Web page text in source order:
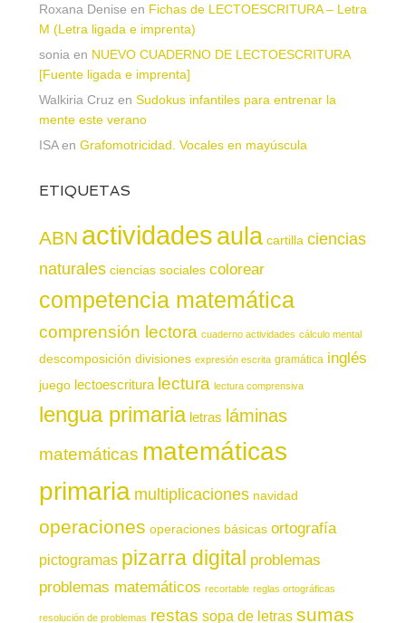
Roxana Denise en Fichas de LECTOESCRITURA – Letra
M (Letra ligada e imprenta)
sonia en NUEVO CUADERNO DE LECTOESCRITURA
[Fuente ligada e imprenta]
Walkiria Cruz en Sudokus infantiles para entrenar la
mente este verano
ISAen Grafomotricidad. Vocales en mayúscula
ETIQUETAS
ABN actividadesaula cartilla ciencias
naturales ciencias sociales colorear
competencia matemática
comprensión lectora cuaderno actividades cálculo mental
descomposición divisiones expresión escrita gramática inglés
juego lectoescritura lectura lectura comprensiva
lengua primaria letras láminas
matemáticas matemáticas
primaria multiplicaciones navidad
operaciones operaciones básicas ortografía
pictogramas pizarra digital problemas
problemas matemáticos recortable reglas ortográficas
resolución de problemas restas sopa de letras sumas